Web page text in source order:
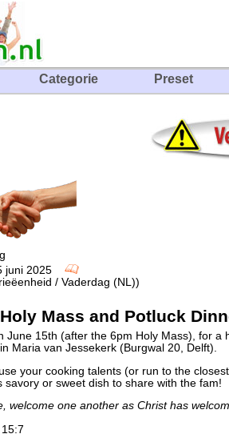
Categorie Preset
juni 2025
/ Vaderdag (NL))
Mass and Potluck
June 15th (after the 6pm Holy Mass), for a
Maria van Jessekerk (Burgwal 20, Delft).
your cooking talents (or run to the
savory or sweet dish to share with the fam!
welcome one another as Christ has